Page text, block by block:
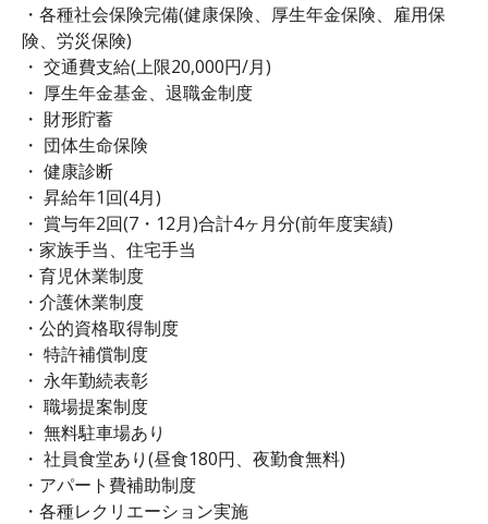
・各種社会保険完備(健康保険、厚生年金保険、雇用保
険、労災保険)
・ 交通費支給(上限20,000円/月)
・ 厚生年金基金、退職金制度
・ 財形貯蓄
・ 団体生命保険
・ 健康診断
・ 昇給年1回(4月)
・ 賞与年2回(7・12月)合計4ヶ月分(前年度実績)
・家族手当、住宅手当
・育児休業制度
・介護休業制度
・公的資格取得制度
・ 特許補償制度
・ 永年勤続表彰
・ 職場提案制度
・ 無料駐車場あり
・ 社員食堂あり(昼食180円、夜勤食無料)
・アパート費補助制度
・各種レクリエーション実施